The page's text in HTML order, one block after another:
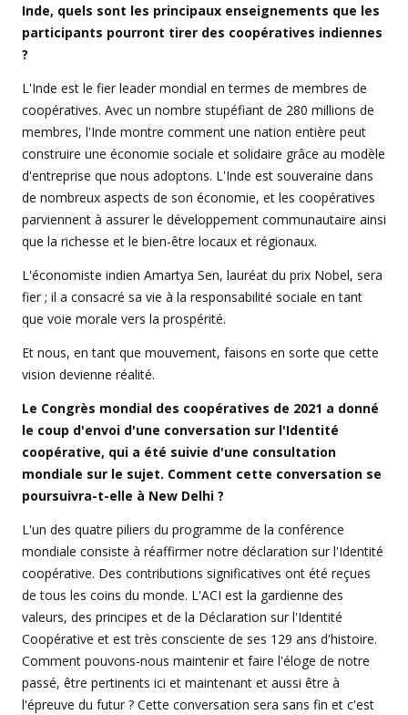
Inde, quels sont les principaux enseignements que les
participants pourront tirer des coopératives indiennes
?
L'Inde est le fier leader mondial en termes de membres de
coopératives. Avec un nombre stupéfiant de 280 millions de
membres, l'Inde montre comment une nation entière peut
construire une économie sociale et solidaire grâce au modèle
d'entreprise que nous adoptons. L'Inde est souveraine dans
de nombreux aspects de son économie, et les coopératives
parviennent à assurer le développement communautaire ainsi
que la richesse et le bien-être locaux et régionaux.
L'économiste indien Amartya Sen, lauréat du prix Nobel, sera
fier ; il a consacré sa vie à la responsabilité sociale en tant
que voie morale vers la prospérité.
Et nous, en tant que mouvement, faisons en sorte que cette
vision devienne réalité.
Le Congrès mondial des coopératives de 2021 a donné
le coup d'envoi d'une conversation sur l'Identité
coopérative, qui a été suivie d'une consultation
mondiale sur le sujet. Comment cette conversation se
poursuivra-t-elle à New Delhi ?
L'un des quatre piliers du programme de la conférence
mondiale consiste à réaffirmer notre déclaration sur l'Identité
coopérative. Des contributions significatives ont été reçues
de tous les coins du monde. L'ACI est la gardienne des
valeurs, des principes et de la Déclaration sur l'Identité
Coopérative et est très consciente de ses 129 ans d'histoire.
Comment pouvons-nous maintenir et faire l'éloge de notre
passé, être pertinents ici et maintenant et aussi être à
l'épreuve du futur ? Cette conversation sera sans fin et c'est